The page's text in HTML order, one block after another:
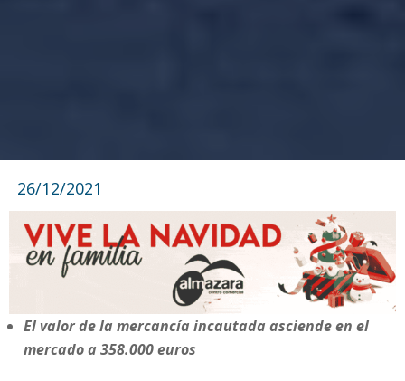
26/12/2021
El valor de la mercancía incautada asciende en el
mercado a 358.000 euros